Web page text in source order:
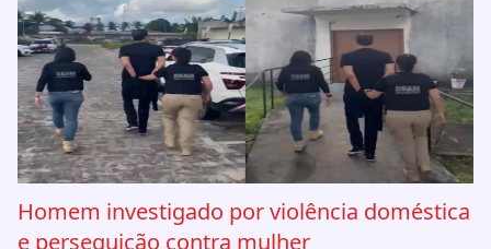
Homem investigado por violência doméstica
e perseguição contra mulher